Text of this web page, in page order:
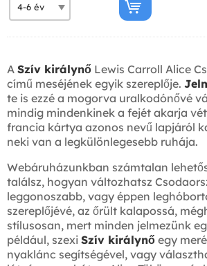
A Szív királynő Lewis Carroll Alice
című meséjének egyik szereplője.
te is ezzé a mogorva uralkodónővé
mindig mindenkinek a fejét akarja
francia kártya azonos nevű lapjáról
neki van a legkülönlegesebb ruhája.
Webáruházunkban számtalan
találsz, hogyan változhatsz
leggonoszabb, vagy éppen
szereplőjévé, az őrült kalapossá,
stílusosan, mert minden jelmezünk
például, szexi Szív királynő egy
nyaklánc segítségével, vagy